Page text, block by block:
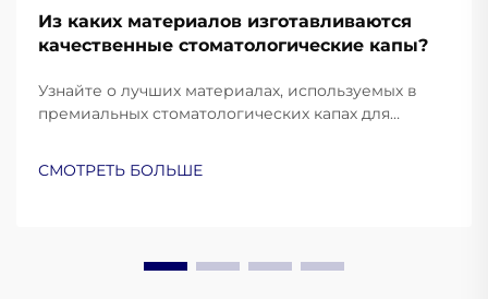
Из каких материалов изготавливаются
качественные стоматологические капы?
Узнайте о лучших материалах, используемых в
премиальных стоматологических капах для
улучшают эксплуатационные характеристики.
СМОТРЕТЬ БОЛЬШЕ